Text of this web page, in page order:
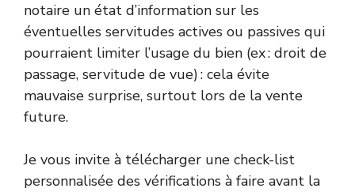
notaire un état d’information sur les
éventuelles servitudes actives ou passives qui
pourraient limiter l’usage du bien (ex : droit de
passage, servitude de vue) : cela évite
mauvaise surprise, surtout lors de la vente
future.
Je vous invite à télécharger une check-list
personnalisée des vérifications à faire avant la